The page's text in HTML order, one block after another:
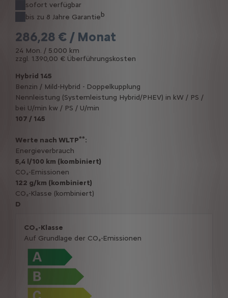
sofort verfügbar
bis zu 8 Jahre Garantieb
286,28 € / Monat
24 Mon. / 5.000 km
zzgl. 1.390,00 € Überführungskosten
Hybrid 145
Benzin / Mild-Hybrid - Doppelkupplung
Nennleistung (Systemleistung Hybrid/PHEV) in kW / PS /
bei U/min kw / PS / U/min
107 / 145
Werte nach WLTP**:
Energieverbrauch
5,4 l/100 km (kombiniert)
CO₂-Emissionen
122 g/km (kombiniert)
CO₂-Klasse (kombiniert)
D
CO₂-Klasse
Auf Grundlage der CO₂-Emissionen